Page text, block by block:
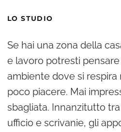
LO STUDIO
Se hai una zona della
e lavoro potresti
ambiente dove si
poco piacere. Mai
sbagliata. Innanzitutto
ufficio e scrivanie, gli